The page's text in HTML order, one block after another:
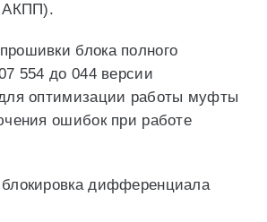
АКПП).
блока полного
554 до 044 версии
оптимизации работы муфты
ошибок при работе
дифференциала